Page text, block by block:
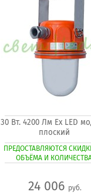
30 Вт. 4200 Лм Ех LED
плоский
ПРЕДОСТАВЛЯЮТСЯ
ОБЪЁМА И
24 006 руб.